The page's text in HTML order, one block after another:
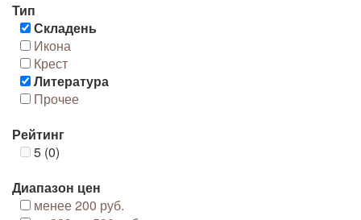
Тип
Складень
Икона
Крест
Литература
Прочее
Рейтинг
5 (0)
Диапазон цен
менее 200 руб.